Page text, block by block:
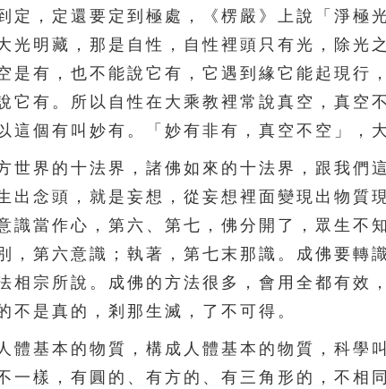
定，定還要定到極處，《楞嚴》上說「淨極
光明藏，那是自性，自性裡頭只有光，除光
是有，也不能說它有，它遇到緣它能起現行
它有。所以自性在大乘教裡常說真空，真空
這個有叫妙有。「妙有非有，真空不空」，
界的十法界，諸佛如來的十法界，跟我們
出念頭，就是妄想，從妄想裡面變現出物質
識當作心，第六、第七，佛分開了，眾生不
，第六意識；執著，第七末那識。成佛要轉
相宗所說。成佛的方法很多，會用全都有效
不是真的，剎那生滅，了不可得。
基本的物質，構成人體基本的物質，科學
一樣，有圓的、有方的、有三角形的，不相